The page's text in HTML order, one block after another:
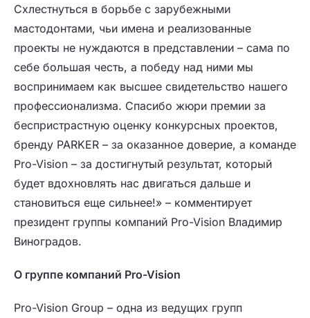
Схлестнуться в борьбе с зарубежными
мастодонтами, чьи имена и реализованные
проекты не нуждаются в представлении – сама по
себе большая честь, а победу над ними мы
воспринимаем как высшее свидетельство нашего
профессионализма. Спасибо жюри премии за
беспристрастную оценку конкурсных проектов,
бренду PARKER – за оказанное доверие, а команде
Pro-Vision – за достигнутый результат, который
будет вдохновлять нас двигаться дальше и
становиться еще сильнее!» – комментирует
президент группы компаний Pro-Vision Владимир
Виноградов.
О группе компаний Pro-Vision
Pro-Vision Group – одна из ведущих групп